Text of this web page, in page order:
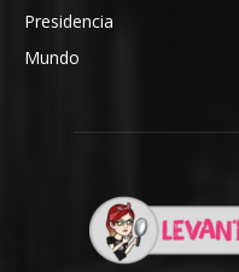
Presidencia
Mundo